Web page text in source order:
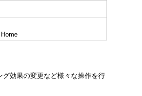
効果の変更など様々な操作を行